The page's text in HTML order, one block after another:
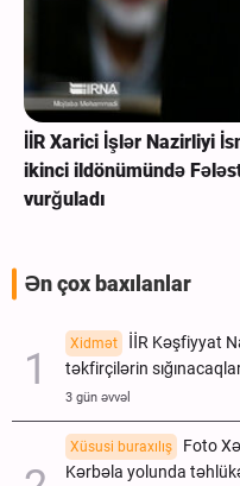
İİR Xarici İşlər Nazirliyi
ikinci ildönümündə
vurğuladı
Ən çox baxılanlar
Xidmət
İİR Kəşfiyyat
təkfirçilərin
3 gün əvvəl
Xüsusi buraxılış
Foto
Kərbəla yolunda